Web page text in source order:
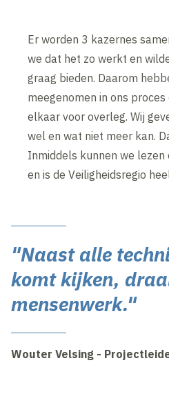
Er worden 3 kazernes
we dat het zo werkt en
graag bieden. Daarom
meegenomen in ons
elkaar voor overleg. Wij
wel en wat niet meer kan.
Inmiddels kunnen we
en is de Veiligheidsregio
"Naast alle
komt kijken,
mensenwerk."
Wouter Velsing -